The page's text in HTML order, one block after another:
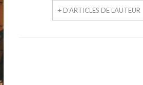
+ D'ARTICLES DE L'AUTEUR